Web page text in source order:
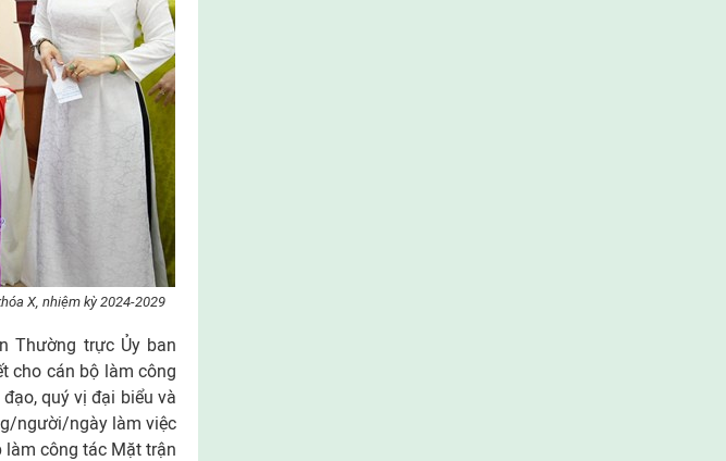
X, nhiệm kỳ 2024-2029
Thường trực Ủy ban
cho cán bộ làm công
quý vị đại biểu và
người/ngày làm việc
làm công tác Mặt trận